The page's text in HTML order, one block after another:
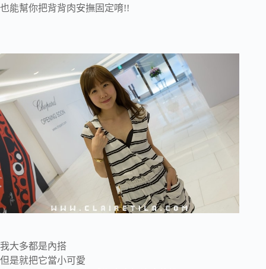
也能幫你把背背肉安撫固定唷!!
我大多都是內搭
但是就把它當小可愛